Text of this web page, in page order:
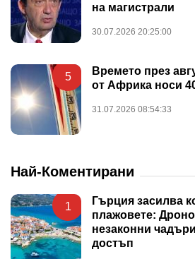
на магистрали
30.07.2026 20:25:00
5
Времето през
от Африка носи
31.07.2026 08:54:33
Най-Коментирани
1
Гърция засилва
плажовете:
незаконни
достъп